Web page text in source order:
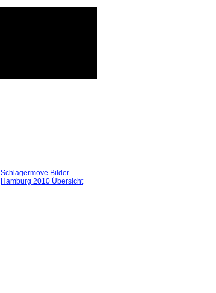
Schlagermove Bilder
Hamburg 2010 Übersicht